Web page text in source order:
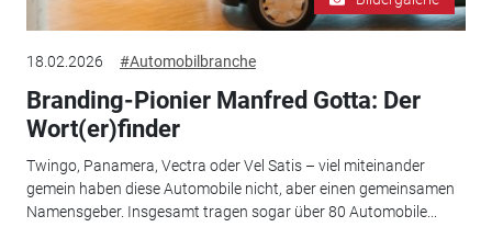
18.02.2026 #Automobilbranche
Branding-Pionier Manfred Gotta: Der
Wort(er)finder
Twingo, Panamera, Vectra oder Vel Satis – viel miteinander
gemein haben diese Automobile nicht, aber einen gemeinsamen
Namensgeber. Insgesamt tragen sogar über 80 Automobile...